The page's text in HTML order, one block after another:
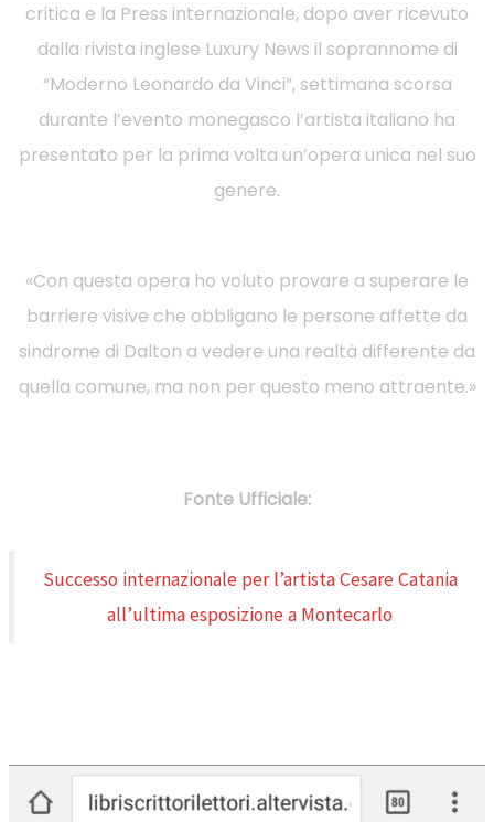
critica e la Press internazionale, dopo aver ricevuto
dalla rivista inglese Luxury News il soprannome di
“Moderno Leonardo da Vinci”, settimana scorsa
durante l’evento monegasco l’artista italiano ha
presentato per la prima volta un’opera unica nel suo
genere.
«Con questa opera ho voluto provare a superare le
barriere visive che obbligano le persone affette da
sindrome di Dalton a vedere una realtà differente da
quella comune, ma non per questo meno attraente.»
Fonte Ufficiale:
Successo internazionale per l’artista Cesare Catania
all’ultima esposizione a Montecarlo